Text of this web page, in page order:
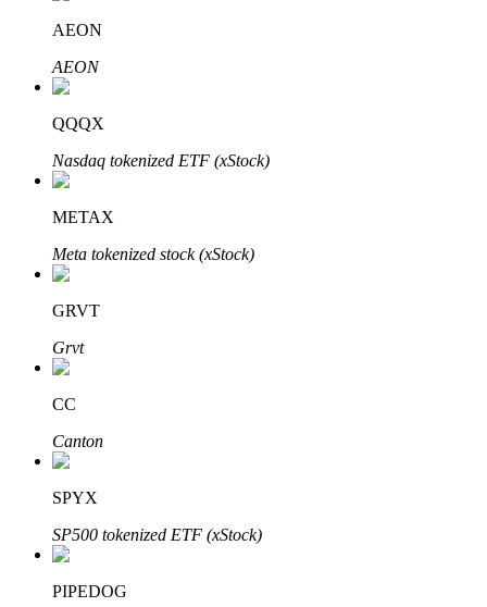
Automatyczna inwestycja
Dowiedz się, jak uzyskać dochód pasywny
Bitrue
AEON
AEON
QQQX
Nasdaq tokenized ETF (xStock)
METAX
Meta tokenized stock (xStock)
GRVT
Grvt
CC
Canton
SPYX
SP500 tokenized ETF (xStock)
PIPEDOG